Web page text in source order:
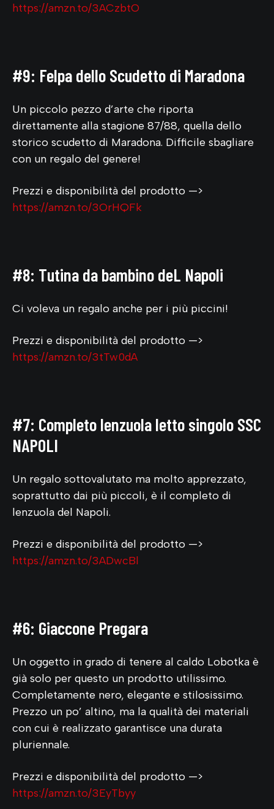
https://amzn.to/3ACzbtO
#9: Felpa dello Scudetto di Maradona
Un piccolo pezzo d’arte che riporta
direttamente alla stagione 87/88, quella dello
storico scudetto di Maradona. Difficile sbagliare
con un regalo del genere!
Prezzi e disponibilità del prodotto —>
https://amzn.to/3OrHQFk
#8: Tutina da bambino deL Napoli
Ci voleva un regalo anche per i più piccini!
Prezzi e disponibilità del prodotto —>
https://amzn.to/3tTw0dA
#7: Completo lenzuola letto singolo SSC
NAPOLI
Un regalo sottovalutato ma molto apprezzato,
soprattutto dai più piccoli, è il completo di
lenzuola del Napoli.
Prezzi e disponibilità del prodotto —>
https://amzn.to/3ADwcBl
#6: Giaccone Pregara
Un oggetto in grado di tenere al caldo Lobotka è
già solo per questo un prodotto utilissimo.
Completamente nero, elegante e stilosissimo.
Prezzo un po’ altino, ma la qualità dei materiali
con cui è realizzato garantisce una durata
pluriennale.
Prezzi e disponibilità del prodotto —>
https://amzn.to/3EyTbyy